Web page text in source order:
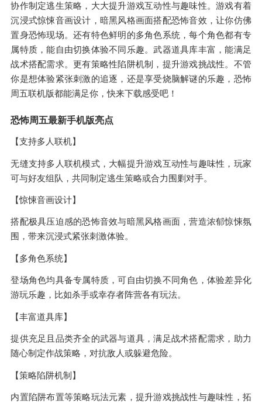
协作制定逃生策略，大大提升游戏互动性与趣味性。游戏有着
沉浸式惊悚音画设计，暗黑风格画面搭配恐怖音效，让你仿佛
置身恐怖现场。还有特色鲜明的多角色系统，每个角色都有专
属特质，能自由切换体验不同乐趣。武器道具库丰富，能满足
战术搭配需求。更有策略性陷阱机制，提升游戏挑战性。不管
你是想体验紧张刺激的追逐，还是享受烧脑解谜的乐趣，恐怖
周五联机版都能满足你，快来下载感受吧！
恐怖周五最新手机版亮点
【支持多人联机】
无缝支持多人联机模式，大幅提升游戏互动性与趣味性，玩家
可与好友组队，共同制定逃生策略或合力围剿对手。
【惊悚音画设计】
搭配极具压迫感的恐怖音效与暗黑风格画面，营造浓郁惊悚氛
围，带来沉浸式紧张刺激体验。
【多角色系统】
登场角色均具备专属特质，可自由切换不同角色，体验差异化
游玩乐趣，比如杀手或幸存者阵营各有玩法。
【丰富道具库】
提供充足且品类齐全的武器与道具，满足战术搭配需求，助力
随心制定作战策略，对抗敌人或躲避危险。
【策略陷阱机制】
内置陷阱布置等策略玩法元素，提升游戏挑战性与趣味性，拓